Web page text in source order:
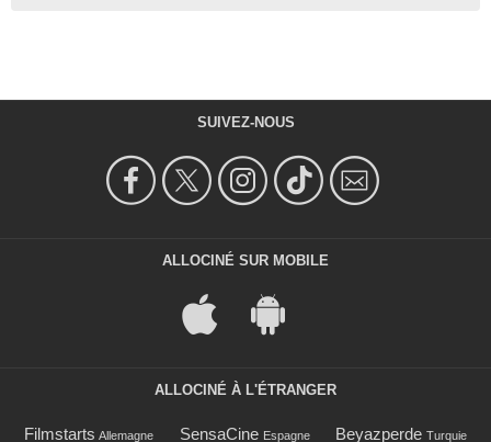
SUIVEZ-NOUS
ALLOCINÉ SUR MOBILE
ALLOCINÉ À L'ÉTRANGER
Filmstarts Allemagne SensaCine Espagne Beyazperde Turquie